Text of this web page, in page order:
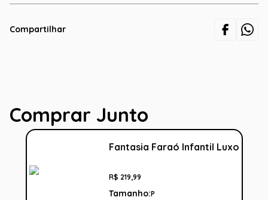
Compartilhar
Comprar Junto
Fantasia Faraó Infantil Luxo
R$ 219,99
Tamanho:P